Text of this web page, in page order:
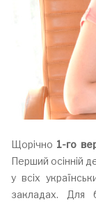
Щорічно 1-го
Перший осінній
у всіх
закладах. Для